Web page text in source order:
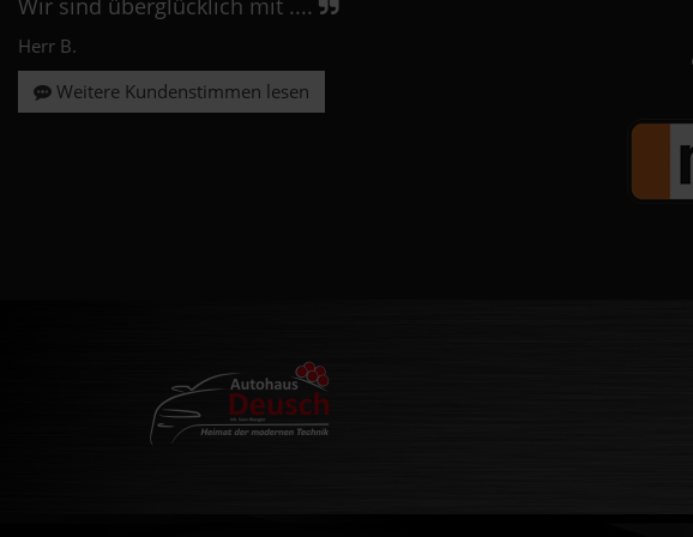
Wir sind überglücklich mit ....
Herr B.
Weitere Kundenstimmen lesen